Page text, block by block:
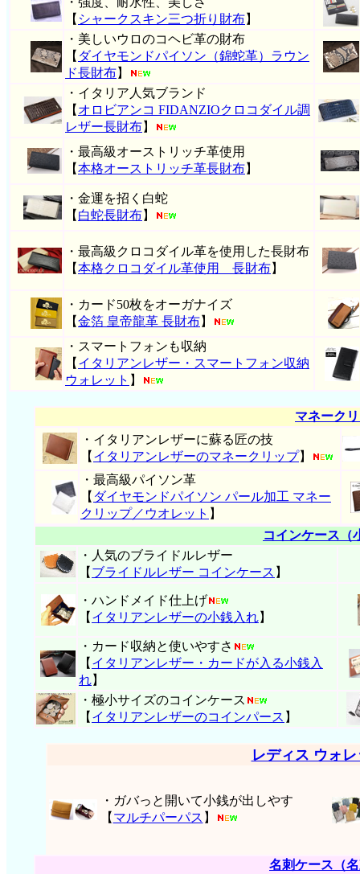
【 シャークスキン三つ折り財布】
・美しいウロのコヘビ革の財布
【 ダイヤモンドパイソン（錦蛇革）ラウン
ド長財布】
・イタリア人気ブランド
【 オロビアンコ FIDANZIOクロコダイル調
レザー長財布】
・最高級オーストリッチ革使用
【本格オーストリッチ革長財布】
・金運を招く白蛇
【 白蛇長財布】
・最高級クロコダイル革を使用した長財布
【本格クロコダイル革使用 長財布】
・カード50枚をオーガナイズ
【金箔 皇帝龍革 長財布】
・スマートフォンも収納
【 イタリアンレザー・スマートフォン収納
ウォレット 】
マネーク
・イタリアンレザーに蘇る匠の技
【 イタリアンレザーのマネークリップ】
・最高級パイソン革
【 ダイヤモンドパイソン パール加工 マネー
クリップ／ウオレット 】
コインケース（
・人気のブライドルレザー
【 ブライドルレザー コインケース 】
・ハンドメイド仕上げ
【 イタリアンレザーの小銭入れ】
・カード収納と使いやすさ
【 イタリアンレザー・ カードが入る小銭入
れ】
・極小サイズのコインケース
【 イタリアンレザーのコインパース 】
レディス ウォ
・ガバっと開いて小銭が出しやす
【 マルチパーパス 】
名刺ケース（